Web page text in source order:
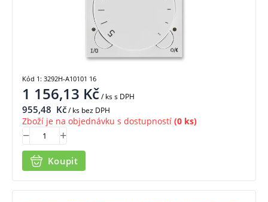
1 156,13 Kč/ kss DPH
955,48 Kč/ ks bez DPH
Zboží je na objednávku s dostupností (0 ks)
Koupit
Kód 1: 3292H-A10101 16